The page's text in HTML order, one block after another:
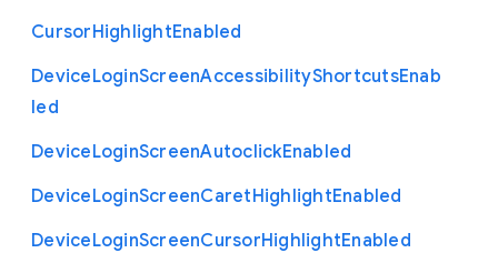
CursorHighlightEnabled
DeviceLoginScreenAccessibilityShortcutsEnab
led
DeviceLoginScreenAutoclickEnabled
DeviceLoginScreenCaretHighlightEnabled
DeviceLoginScreenCursorHighlightEnabled